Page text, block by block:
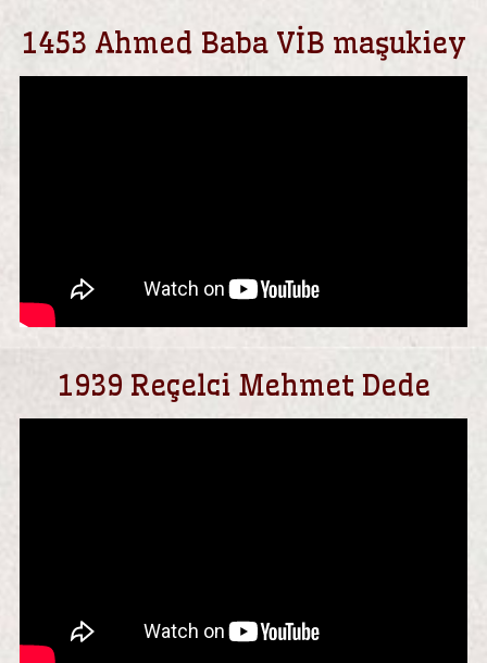
1453 Ahmed Baba VİB maşukiey
1939 Reçelci Mehmet Dede